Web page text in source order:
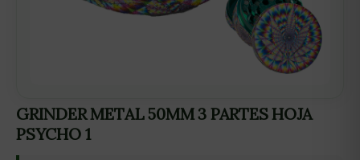
GRINDER METAL 50MM 3 PARTES HOJA
PSYCHO 1